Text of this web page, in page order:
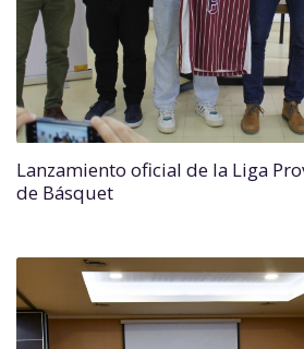
Lanzamiento oficial de la Liga
de Básquet